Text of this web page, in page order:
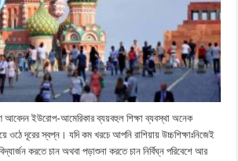
আবেদন ইউরোপ-আমেরিকার ব্যয়বহুল শিক্ষা ব্যবস্থা অনেক
ওঠে দূরের স্বপ্ন। যদি কম খরচে আপনি রাশিয়ায় উচ্চশিক্ষাঃনিজেই
করতে চান অথবা পড়াশুনা করতে চান নির্বিঘ্ন পরিবেশে আর